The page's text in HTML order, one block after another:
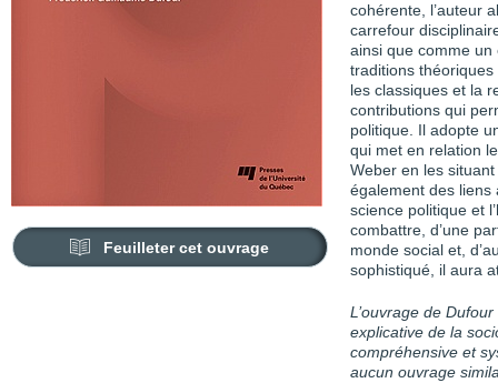
Feuilleter cet ouvrage
cohérente, l’auteur
carrefour
ainsi que comme
traditions théoriques
les classiques et la
contributions qui
politique. Il adopte
qui met en relation
Weber en les situant
également des liens
science politique et
combattre, d’une
monde social et,
sophistiqué, il aura
L’ouvrage de
explicative de la
compréhensive et
aucun ouvrage